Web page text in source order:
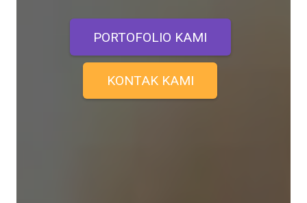
PORTOFOLIO KAMI
KONTAK KAMI